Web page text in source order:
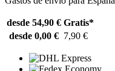
desde 54,90 € Gratis*
desde 0,00 € 7,90 €